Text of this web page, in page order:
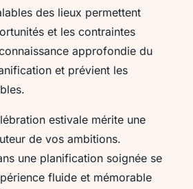
des lieux permettent
et les contraintes
approfondie du
et prévient les
estivale mérite une
de vos ambitions.
une planification soignée se
fluide et mémorable